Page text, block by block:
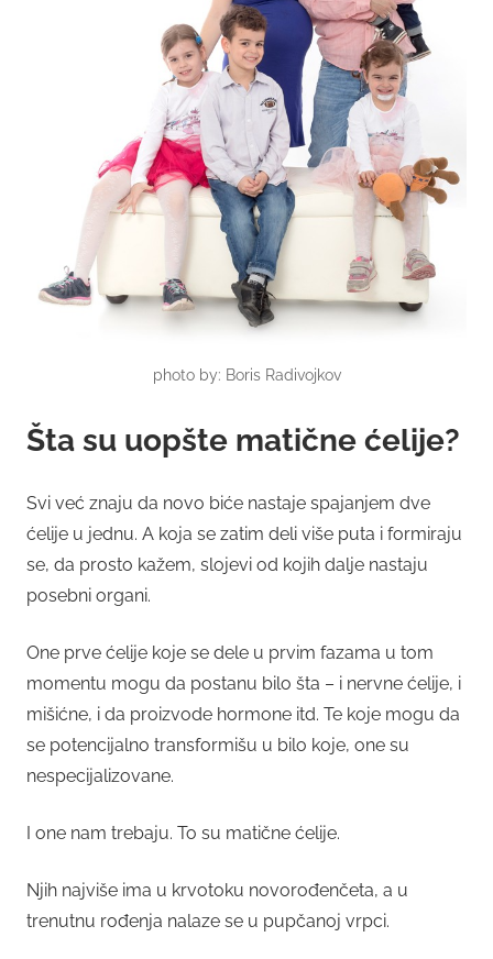
photo by: Boris Radivojkov
Šta su uopšte matične ćelije?
Svi već znaju da novo biće nastaje spajanjem dve
ćelije u jednu. A koja se zatim deli više puta i formiraju
se, da prosto kažem, slojevi od kojih dalje nastaju
posebni organi.
One prve ćelije koje se dele u prvim fazama u tom
momentu mogu da postanu bilo šta – i nervne ćelije, i
mišićne, i da proizvode hormone itd. Te koje mogu da
se potencijalno transformišu u bilo koje, one su
nespecijalizovane.
I one nam trebaju. To su matične ćelije.
Njih najviše ima u krvotoku novorođenčeta, a u
trenutnu rođenja nalaze se u pupčanoj vrpci.